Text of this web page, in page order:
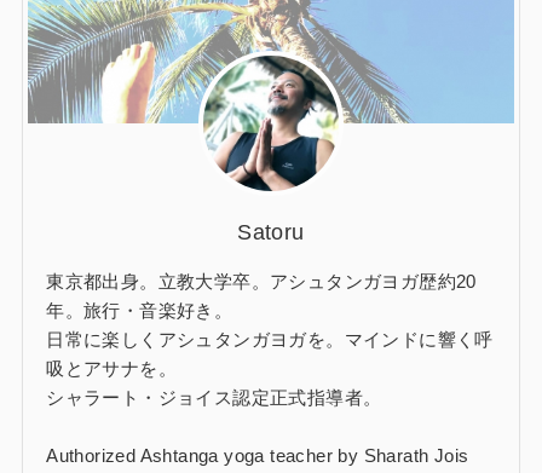
Satoru
東京都出身。立教大学卒。アシュタンガヨガ歴約20
年。旅行・音楽好き。
日常に楽しくアシュタンガヨガを。マインドに響く呼
吸とアサナを。
シャラート・ジョイス認定正式指導者。
Authorized Ashtanga yoga teacher by Sharath Jois